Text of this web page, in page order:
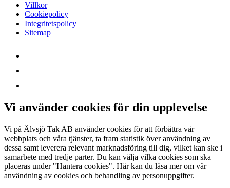
Villkor
Cookiepolicy
Integritetspolicy
Sitemap
Vi använder cookies för din upplevelse
Vi på Älvsjö Tak AB använder cookies för att förbättra vår
webbplats och våra tjänster, ta fram statistik över användning av
dessa samt leverera relevant marknadsföring till dig, vilket kan ske i
samarbete med tredje parter. Du kan välja vilka cookies som ska
placeras under "Hantera cookies". Här kan du läsa mer om vår
användning av cookies och behandling av personuppgifter.